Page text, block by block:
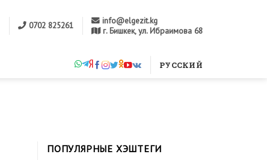
0702 825261
info@elgezit.kg
г. Бишкек, ул. Ибраимова 68
РУССКИЙ
ПОПУЛЯРНЫЕ ХЭШТЕГИ